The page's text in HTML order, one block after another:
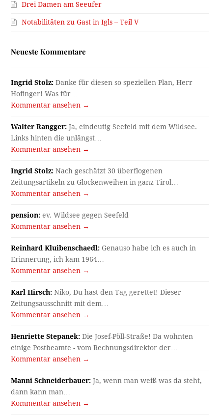
Drei Damen am Seeufer
Notabilitäten zu Gast in Igls – Teil V
Neueste Kommentare
Ingrid Stolz: Danke für diesen so speziellen Plan, Herr
Hofinger! Was für…
Kommentar ansehen →
Walter Rangger: Ja, eindeutig Seefeld mit dem Wildsee.
Links hinten die unlängst…
Kommentar ansehen →
Ingrid Stolz: Nach geschätzt 30 überflogenen
Zeitungsartikeln zu Glockenweihen in ganz Tirol…
Kommentar ansehen →
pension: ev. Wildsee gegen Seefeld
Kommentar ansehen →
Reinhard Kluibenschaedl: Genauso habe ich es auch in
Erinnerung, ich kam 1964…
Kommentar ansehen →
Karl Hirsch: Niko, Du hast den Tag gerettet! Dieser
Zeitungsausschnitt mit dem…
Kommentar ansehen →
Henriette Stepanek: Die Josef-Pöll-Straße! Da wohnten
einige Postbeamte - vom Rechnungsdirektor der…
Kommentar ansehen →
Manni Schneiderbauer: Ja, wenn man weiß was da steht,
dann kann man…
Kommentar ansehen →